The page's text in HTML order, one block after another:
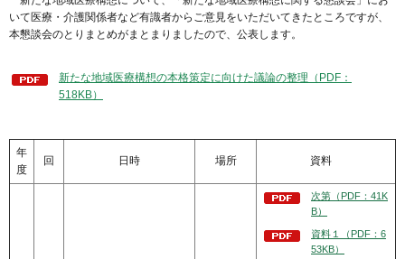
いて医療・介護関係者など有識者からご意見をいただいてきたところですが、
本懇談会のとりまとめがまとまりましたので、公表します。
新たな地域医療構想の本格策定に向けた議論の整理（PDF：
518KB）
年
度
回 日時 場所 資料
次第（PDF：41K
B）
資料１（PDF：6
53KB）